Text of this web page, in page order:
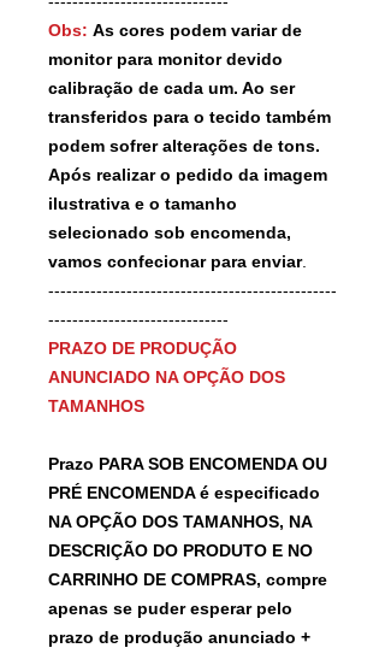
Obs: As cores podem variar de
monitor para monitor devido
calibração de cada um. Ao ser
transferidos para o tecido também
podem sofrer alterações de tons.
Após realizar o pedido da imagem
ilustrativa e o tamanho
selecionado sob encomenda,
vamos confecionar para enviar.
------------------------------------------------
------------------------------
PRAZO DE PRODUÇÃO
ANUNCIADO NA OPÇÃO DOS
TAMANHOS
Prazo PARA SOB ENCOMENDA OU
PRÉ ENCOMENDA é especificado
NA OPÇÃO DOS TAMANHOS, NA
DESCRIÇÃO DO PRODUTO E NO
CARRINHO DE COMPRAS, compre
apenas se puder esperar pelo
prazo de produção anunciado +